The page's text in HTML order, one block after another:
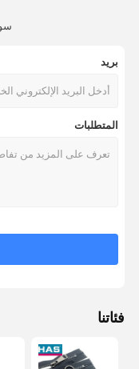
سحابات مقاومة للماء
سحاب الماس
أزرار معدنية مخصصة
بريد
المتطلبات
فئاتنا